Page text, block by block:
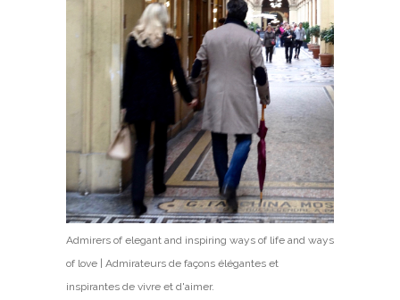
Admirers of elegant and inspiring ways of life and ways
of love | Admirateurs de façons élégantes et
inspirantes de vivre et d'aimer.